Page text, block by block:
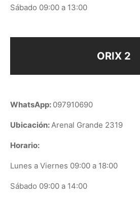
Sábado 09:00 a 13:00
ORIX 2
WhatsApp: 097910690
Ubicación:Arenal Grande 2319
Horario:
Lunes a Viernes 09:00 a 18:00
Sábado 09:00 a 14:00